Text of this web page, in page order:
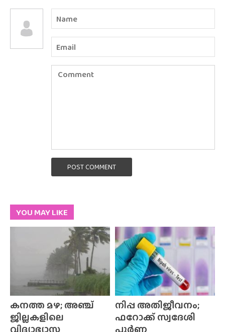
POST COMMENT
YOU MAY LIKE
കനത്ത മഴ; അഞ്ച്
ജില്ലകളിലെ
നിപ്പ അതിജീവനം;
ഫറോക്ക് സ്വദേശി